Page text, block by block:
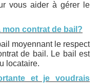
vous aider à gérer le
mon contrat de bail?
moyennant le respect
de bail. Le bail est
locataire.
et je voudrais